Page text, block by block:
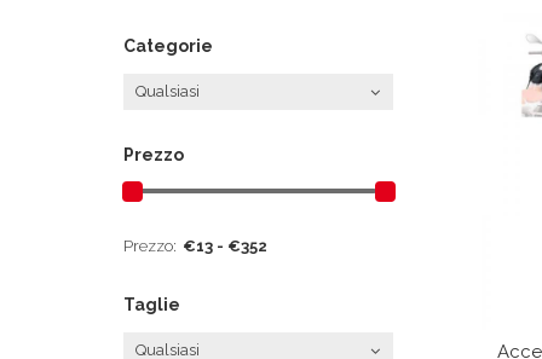
Categorie
Qualsiasi
Prezzo
Prezzo:
Taglie
Qualsiasi